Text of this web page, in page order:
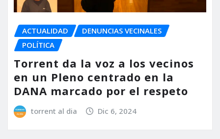
ACTUALIDAD
DENUNCIAS VECINALES
POLÍTICA
Torrent da la voz a los vecinos
en un Pleno centrado en la
DANA marcado por el respeto
torrent al dia Dic 6, 2024